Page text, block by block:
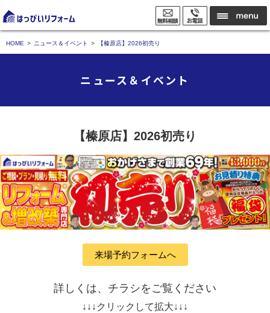
HOME ニュース＆イベント 【榛原店】2026初売り
ニュース＆イベント
【榛原店】2026初売り
来場予約フォームへ
詳しくは、チラシをご覧ください
↓ ↓ ↓ クリックして拡大↓ ↓ ↓